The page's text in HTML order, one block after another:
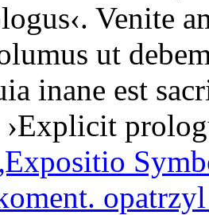
‹. Venite
ut
inane est
Explicit